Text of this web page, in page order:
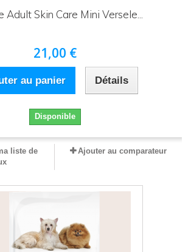
Adult Skin Care Mini Versele...
21,00 €
au panier Détails
Disponible
liste de
Ajouter au comparateur